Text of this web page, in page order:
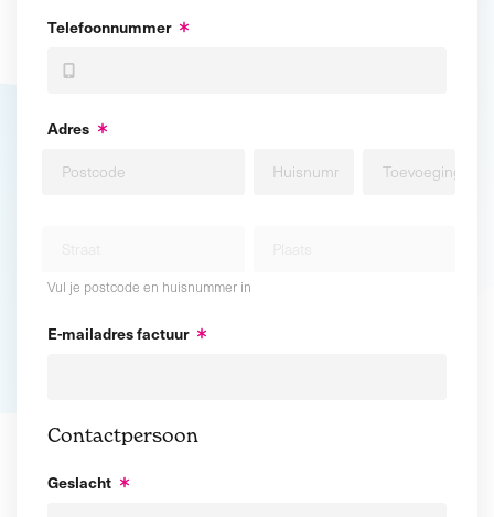
Telefoonnummer
Adres
Vul je postcode en huisnummer in
E-mailadres factuur
Contactpersoon
Geslacht